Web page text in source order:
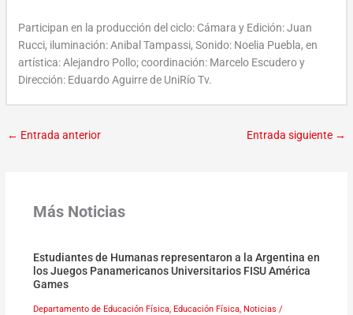
Participan en la producción del ciclo: Cámara y Edición: Juan
Rucci, iluminación: Anibal Tampassi, Sonido: Noelia Puebla, en
artística: Alejandro Pollo; coordinación: Marcelo Escudero y
Dirección: Eduardo Aguirre de UniRío Tv.
← Entrada anterior Entrada siguiente →
Más Noticias
Estudiantes de Humanas representaron a la Argentina en
los Juegos Panamericanos Universitarios FISU América
Games
Departamento de Educación Física, Educación Física, Noticias /